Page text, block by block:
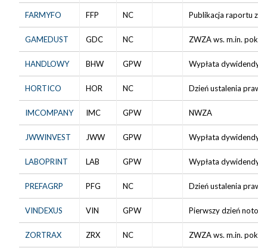
FARMYFO FFP NC Publikacja raportu
GAMEDUST GDC NC ZWZA ws. m.in.
HANDLOWY BHW GPW Wypłata
HORTICO HOR NC Dzień ustalenia
IMCOMPANY IMC GPW NWZA
JWWINVEST JWW GPW Wypłata
LABOPRINT LAB GPW Wypłata
PREFAGRP PFG NC Dzień ustalenia
VINDEXUS VIN GPW Pierwszy dzień
ZORTRAX ZRX NC ZWZA ws. m.in.